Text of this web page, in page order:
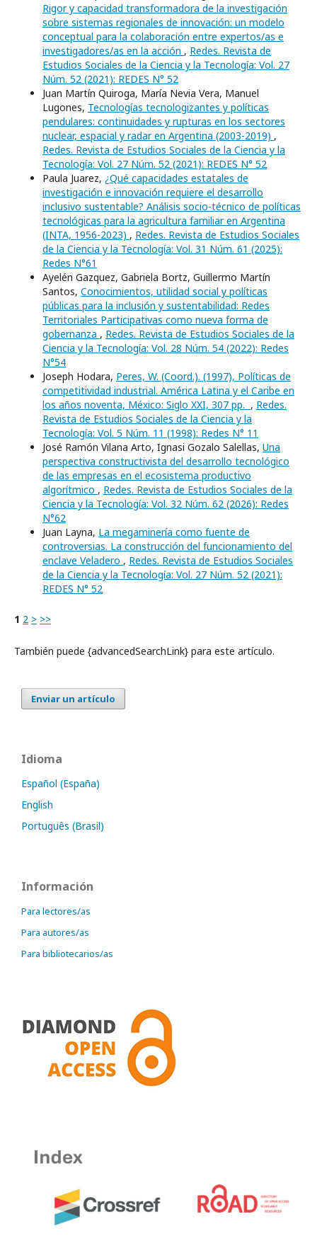
Rigor y capacidad transformadora de la investigación
sobre sistemas regionales de innovación: un modelo
conceptual para la colaboración entre expertos/as e
investigadores/as en la acción , Redes. Revista de
Estudios Sociales de la Ciencia y la Tecnología: Vol. 27
Núm. 52 (2021): REDES N° 52
Juan Martín Quiroga, María Nevia Vera, Manuel
Lugones, Tecnologías tecnologizantes y políticas
pendulares: continuidades y rupturas en los sectores
nuclear, espacial y radar en Argentina (2003-2019) ,
Redes. Revista de Estudios Sociales de la Ciencia y la
Tecnología: Vol. 27 Núm. 52 (2021): REDES N° 52
Paula Juarez, ¿Qué capacidades estatales de
investigación e innovación requiere el desarrollo
inclusivo sustentable? Análisis socio-técnico de políticas
tecnológicas para la agricultura familiar en Argentina
(INTA, 1956-2023) , Redes. Revista de Estudios Sociales
de la Ciencia y la Tecnología: Vol. 31 Núm. 61 (2025):
Redes N°61
Ayelén Gazquez, Gabriela Bortz, Guillermo Martín
Santos, Conocimientos, utilidad social y políticas
públicas para la inclusión y sustentabilidad: Redes
Territoriales Participativas como nueva forma de
gobernanza , Redes. Revista de Estudios Sociales de la
Ciencia y la Tecnología: Vol. 28 Núm. 54 (2022): Redes
N°54
Joseph Hodara, Peres, W. (Coord.). (1997), Políticas de
competitividad industrial. América Latina y el Caribe en
los años noventa, México: Siglo XXI, 307 pp. , Redes.
Revista de Estudios Sociales de la Ciencia y la
Tecnología: Vol. 5 Núm. 11 (1998): Redes N° 11
José Ramón Vilana Arto, Ignasi Gozalo Salellas, Una
perspectiva constructivista del desarrollo tecnológico
de las empresas en el ecosistema productivo
algorítmico , Redes. Revista de Estudios Sociales de la
Ciencia y la Tecnología: Vol. 32 Núm. 62 (2026): Redes
N°62
Juan Layna, La megaminería como fuente de
controversias. La construcción del funcionamiento del
enclave Veladero , Redes. Revista de Estudios Sociales
de la Ciencia y la Tecnología: Vol. 27 Núm. 52 (2021):
REDES N° 52
1 2 > >>
También puede {advancedSearchLink} para este artículo.
Enviar un artículo
Idioma
Español (España)
English
Português (Brasil)
Información
Para lectores/as
Para autores/as
Para bibliotecarios/as